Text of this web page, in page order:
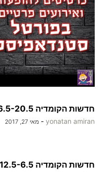
חדשות הקומדיה 26.5-20.5
yonatan amiran
- מאי 27, 2017
חדשות הקומדיה 12.5-6.5